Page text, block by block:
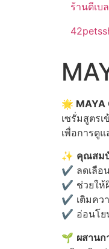
ร้านดีเบ
🌟 MAYA
เซรั่มสูตร
เพื่อการดูแ
✨ คุณสม
✔️ ลดเลือ
✔️ ช่วยให้ผิ
✔️ เติมคว
✔️ อ่อนโย
🌱 ผสานก